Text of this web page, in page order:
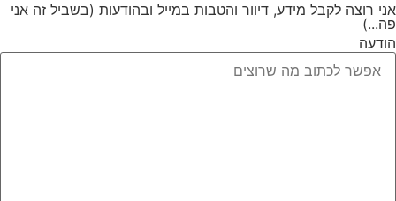
אני רוצה לקבל מידע, דיוור והטבות במייל ובהודעות (בשביל זה אני
פה...)
הודעה